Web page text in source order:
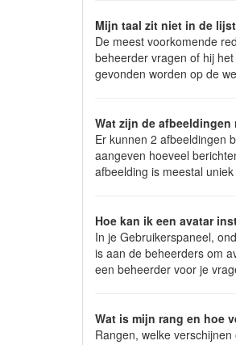
Mijn taal zit niet in de
De meest voorkomende
beheerder vragen of hij
gevonden worden op de
Wat zijn de
Er kunnen 2 afbeeldingen
aangeven hoeveel
afbeelding is meestal
Hoe kan ik een avatar
In je Gebruikerspaneel,
is aan de beheerders om
een beheerder voor je
Wat is mijn rang en hoe
Rangen, welke